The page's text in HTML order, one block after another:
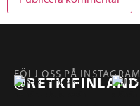
FÖLJ OSS PÅ INSTAGRAM
@RETKIFINLAND